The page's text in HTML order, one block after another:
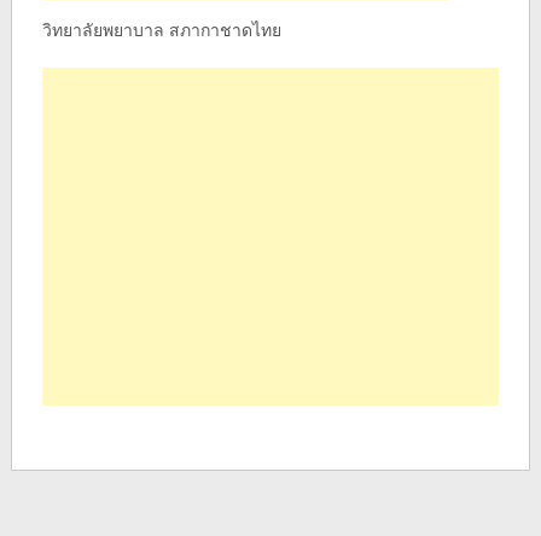
วิทยาลัยพยาบาล สภากาชาดไทย